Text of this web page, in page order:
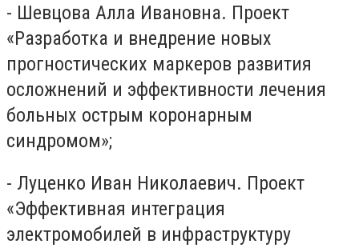
- Шевцова Алла Ивановна. Проект
«Разработка и внедрение новых
прогностических маркеров развития
осложнений и эффективности лечения
больных острым коронарным
синдромом»;
- Луценко Иван Николаевич. Проект
«Эффективная интеграция
электромобилей в инфраструктуру